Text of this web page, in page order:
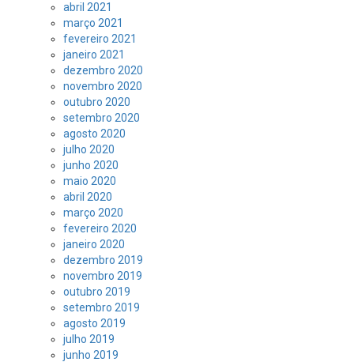
abril 2021
março 2021
fevereiro 2021
janeiro 2021
dezembro 2020
novembro 2020
outubro 2020
setembro 2020
agosto 2020
julho 2020
junho 2020
maio 2020
abril 2020
março 2020
fevereiro 2020
janeiro 2020
dezembro 2019
novembro 2019
outubro 2019
setembro 2019
agosto 2019
julho 2019
junho 2019